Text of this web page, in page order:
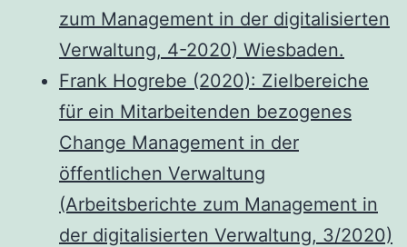
zum Management in der digitalisierten
Verwaltung, 4-2020) Wiesbaden.
Frank Hogrebe (2020): Zielbereiche
für ein Mitarbeitenden bezogenes
Change Management in der
öffentlichen Verwaltung
(Arbeitsberichte zum Management in
der digitalisierten Verwaltung, 3/2020)